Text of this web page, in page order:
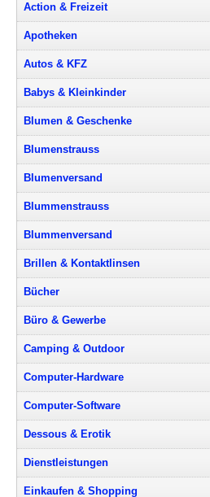
Action & Freizeit
Apotheken
Autos & KFZ
Babys & Kleinkinder
Blumen & Geschenke
Blumenstrauss
Blumenversand
Blummenstrauss
Blummenversand
Brillen & Kontaktlinsen
Bücher
Büro & Gewerbe
Camping & Outdoor
Computer-Hardware
Computer-Software
Dessous & Erotik
Dienstleistungen
Einkaufen & Shopping